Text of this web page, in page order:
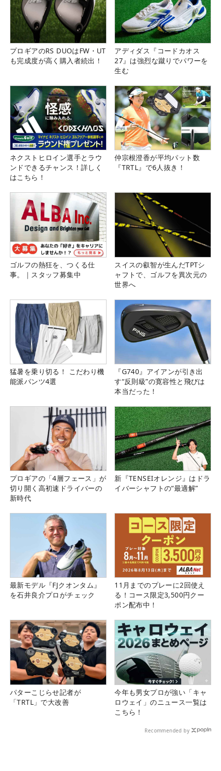
プロギアのRS DUOはFW・UT
も完成度が高く購入者続出！
アディダス『コードカオス
27』は強烈な蹴りでパワーを
生む
ネクストヒロイン選手とラウ
ンドできるチャンス！詳しく
はこちら！
仲宗根澄香が平均パット数
『TRTL』で6人抜き！
ゴルフの熱狂を、つくる仕
事。｜スタッフ募集中
スイスの叡智が生んだTPTシ
ャフトで、ゴルフを異次元の
世界へ
猛暑を乗り切る！ こだわり機
能派パンツ4選
『G740』アイアンが引き出
す“反則級”の寛容性と飛びは
本当だった！
プロギアの「4層フェース」が
切り開く高初速ドライバーの
新時代
新『TENSEIオレンジ』はドラ
イバーシャフトの“最適解”
最新モデル『FJクオンタム』
を石井良介プロがチェック
11月までのプレーに2回使え
る！コース限定3,500円クー
ポン配布中！
パターこじらせ記者が
「TRTL」で大改善
今年も男女プロが強い「キャ
ロウェイ」のニュース一覧は
こちら！
Recommended by